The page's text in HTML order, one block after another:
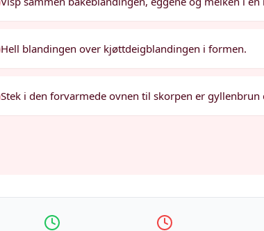
Hell blandingen over kjøttdeigblandingen i formen.
Stek i den forvarmede ovnen til skorpen er